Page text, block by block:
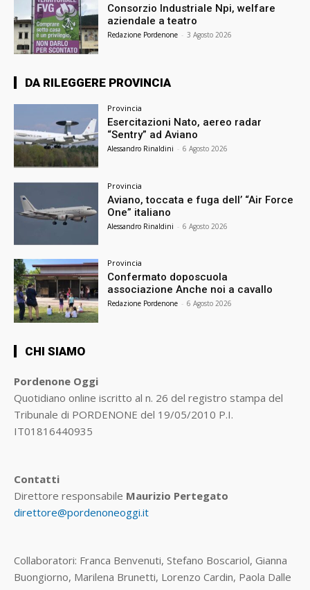
Consorzio Industriale Npi, welfare
aziendale a teatro
Redazione Pordenone - 3 Agosto 2026
DA RILEGGERE PROVINCIA
Provincia
Esercitazioni Nato, aereo radar
“Sentry” ad Aviano
Alessandro Rinaldini - 6 Agosto 2026
Provincia
Aviano, toccata e fuga dell’ “Air Force
One” italiano
Alessandro Rinaldini - 6 Agosto 2026
Provincia
Confermato doposcuola
associazione Anche noi a cavallo
Redazione Pordenone - 6 Agosto 2026
CHI SIAMO
Pordenone Oggi
Quotidiano online iscritto al n. 26 del registro stampa del
Tribunale di PORDENONE del 19/05/2010 P.I.
IT01816440935
Contatti
Direttore responsabile Maurizio Pertegato
direttore@pordenoneoggi.it
Collaboratori: Franca Benvenuti, Stefano Boscariol, Gianna
Buongiorno, Marilena Brunetti, Lorenzo Cardin, Paola Dalle